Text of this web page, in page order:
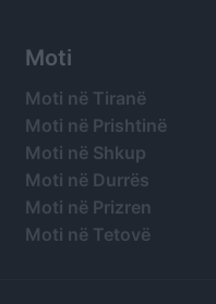
Moti
Moti në Tiranë
Moti në Prishtinë
Moti në Shkup
Moti në Durrës
Moti në Prizren
Moti në Tetovë